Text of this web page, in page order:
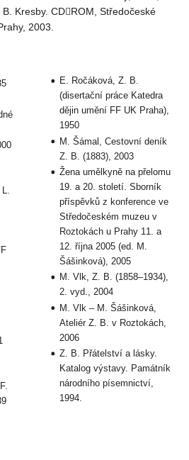
Kresby. CDROM, Středočeské
2003.
E. Ročáková, Z. B.
(disertační práce Katedra
dějin umění FF UK Praha),
1950
M. Šámal, Cestovní deník
Z. B. (1883), 2003
Žena umělkyně na přelomu
19. a 20. století. Sborník
příspěvků z konference ve
Středočeském muzeu v
Roztokách u Prahy 11. a
12. října 2005 (ed. M.
Šášinková), 2005
M. Vlk, Z. B. (1858–1934),
2. vyd., 2004
M. Vlk – M. Šášinková,
Ateliér Z. B. v Roztokách,
2006
Z. B. Přátelství a lásky.
Katalog výstavy. Památník
národního písemnictví,
1994.